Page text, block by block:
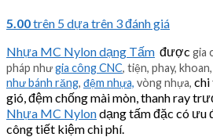
5.00trên 5 dựa trên 3đánh giá
Nhựa MC Nylon dạng Tấm được gia
pháp nhưgia công CNC, tiện, phay,
như bánh răng, đệm nhựa, vòng nhựa, chi
gió, đệm chống mài mòn, thanh ray
Nhựa MC Nylondạng tấm đặc có ưu
công tiết kiệm chi phí.